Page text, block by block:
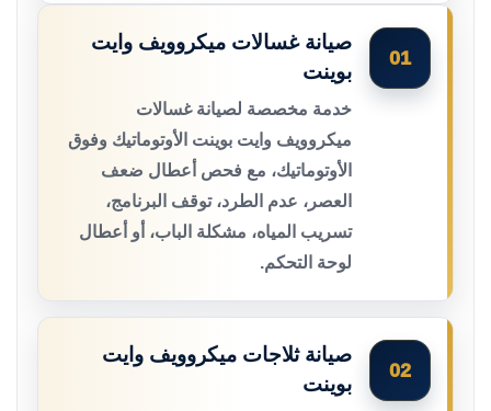
01
صيانة غسالات ميكروويف وايت
بوينت
خدمة مخصصة لصيانة غسالات
ميكروويف وايت بوينت الأوتوماتيك وفوق
الأوتوماتيك، مع فحص أعطال ضعف
العصر، عدم الطرد، توقف البرنامج،
تسريب المياه، مشكلة الباب، أو أعطال
لوحة التحكم.
02
صيانة ثلاجات ميكروويف وايت
بوينت